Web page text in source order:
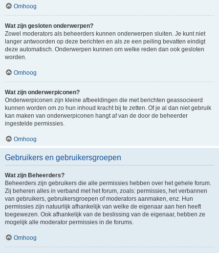
Omhoog
Wat zijn gesloten onderwerpen?
Zowel moderators als beheerders kunnen onderwerpen sluiten. Je kunt niet
langer antwoorden op deze berichten en als ze een peiling bevatten eindigt
deze automatisch. Onderwerpen kunnen om welke reden dan ook gesloten
worden.
Omhoog
Wat zijn onderwerpiconen?
Onderwerpiconen zijn kleine afbeeldingen die met berichten geassocieerd
kunnen worden om zo hun inhoud kracht bij te zetten. Of je al dan niet gebruik
kan maken van onderwerpiconen hangt af van de door de beheerder
ingestelde permissies.
Omhoog
Gebruikers en gebruikersgroepen
Wat zijn Beheerders?
Beheerders zijn gebruikers die alle permissies hebben over het gehele forum.
Zij beheren alles in verband met het forum, zoals: permissies, het verbannen
van gebruikers, gebruikersgroepen of moderators aanmaken, enz. Hun
permissies zijn natuurlijk afhankelijk van welke de eigenaar aan hen heeft
toegewezen. Ook afhankelijk van de beslissing van de eigenaar, hebben ze
mogelijk alle moderator permissies in de forums.
Omhoog